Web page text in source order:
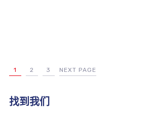
1 2 3 NEXT PAGE
找到我们